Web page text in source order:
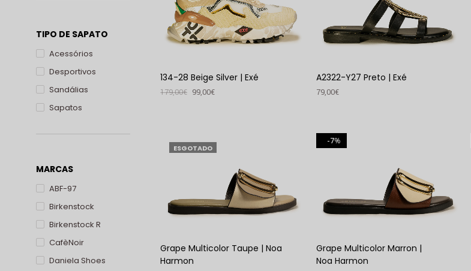
TIPO DE SAPATO
Acessórios
Desportivos
Sandálias
Sapatos
MARCAS
ABF-97
Birkenstock
Birkenstock R
CafèNoir
Daniela Shoes
134-28 Beige Silver | Exé
179,00€ 99,00€
A2322-Y27 Preto | Exé
79,00€
ESGOTADO
Grape Multicolor Taupe | Noa
Harmon
%
7
Grape Multicolor Marron |
Noa Harmon